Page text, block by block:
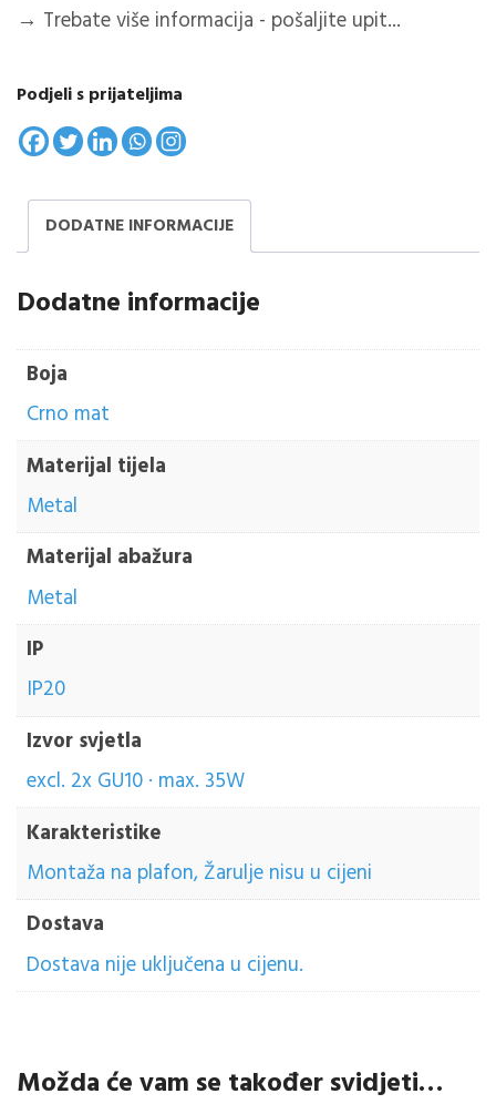
→ Trebate više informacija - pošaljite upit...
Podjeli s prijateljima
DODATNE INFORMACIJE
Dodatne informacije
Boja
Crno mat
Materijal tijela
Metal
Materijal abažura
Metal
IP
IP20
Izvor svjetla
excl. 2x GU10 · max. 35W
Karakteristike
Montaža na plafon, Žarulje nisu u cijeni
Dostava
Dostava nije uključena u cijenu.
Možda će vam se također svidjeti…